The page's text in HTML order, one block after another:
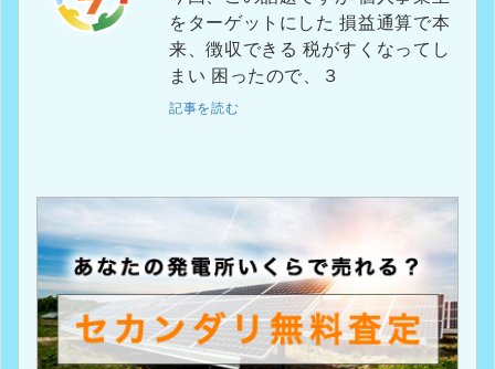
をターゲットにした 損益通算で本
来、徴収できる 税がすくなってし
まい 困ったので、３
記事を読む